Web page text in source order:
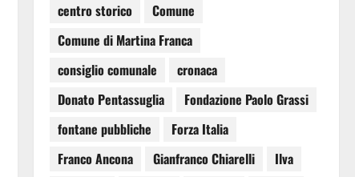
centro storico
Comune
Comune di Martina Franca
consiglio comunale
cronaca
Donato Pentassuglia
Fondazione Paolo Grassi
fontane pubbliche
Forza Italia
Franco Ancona
Gianfranco Chiarelli
Ilva